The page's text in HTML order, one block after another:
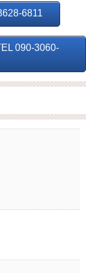
6811
090-3060-